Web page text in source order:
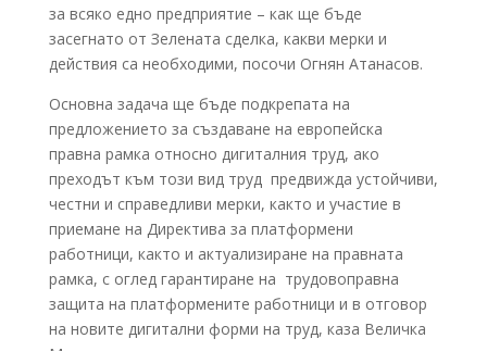
за всяко едно предприятие – как ще бъде
засегнато от Зелената сделка, какви мерки и
действия са необходими, посочи Огнян Атанасов.
Основна задача ще бъде подкрепата на
предложението за създаване на европейска
правна рамка относно дигиталния труд, ако
преходът към този вид труд предвижда устойчиви,
честни и справедливи мерки, както и участие в
приемане на Директива за платформени
работници, както и актуализиране на правната
рамка, с оглед гарантиране на трудовоправна
защита на платформените работници и в отговор
на новите дигитални форми на труд, каза Величка